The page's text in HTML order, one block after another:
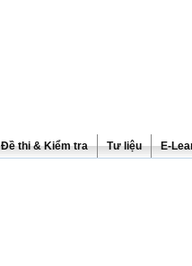
Đề thi & Kiểm tra Tư liệu E-